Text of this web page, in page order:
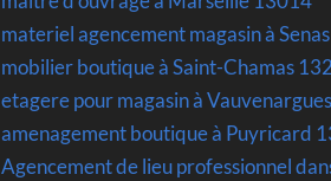
materiel agencement magasin à
mobilier boutique à Saint-Chamas
etagere pour magasin à
amenagement boutique à Puyricard
Agencement de lieu professionnel